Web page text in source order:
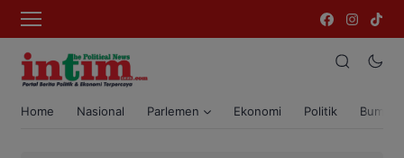
Home Nasional Parlemen Ekonomi Politik Bumi